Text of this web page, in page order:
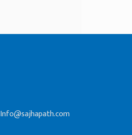
Info@sajhapath.com